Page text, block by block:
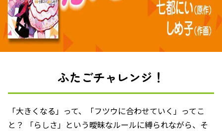
ふたごチャレンジ！
「大きくなる」って、「フツウに合わせていく」ってこ
と？ 「らしさ」という曖昧なルールに縛られながら、そ